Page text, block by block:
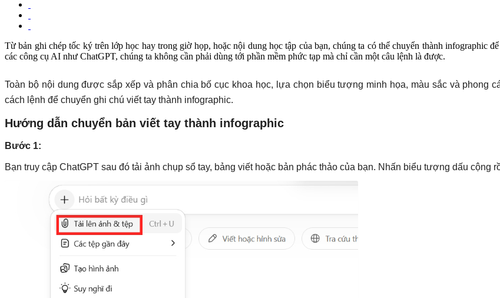
các công cụ AI như ChatGPT, chúng ta không cần phải dùng tới phần mềm phức tạp mà chỉ cần một câu lệnh là được.
cách lệnh để chuyển ghi chú viết tay thành infographic.
Hướng dẫn chuyển bản viết tay thành infographic
Bước 1:
Bạn truy cập ChatGPT sau đó tải ảnh chụp sổ tay, bảng viết hoặc bản phác thảo của bạn. Nhấn biểu tượng dấu cộng rồi